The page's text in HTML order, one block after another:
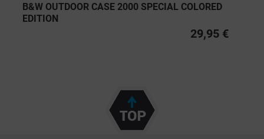
B&W OUTDOOR CASE 2000 SPECIAL COLORED
EDITION
29,95 €